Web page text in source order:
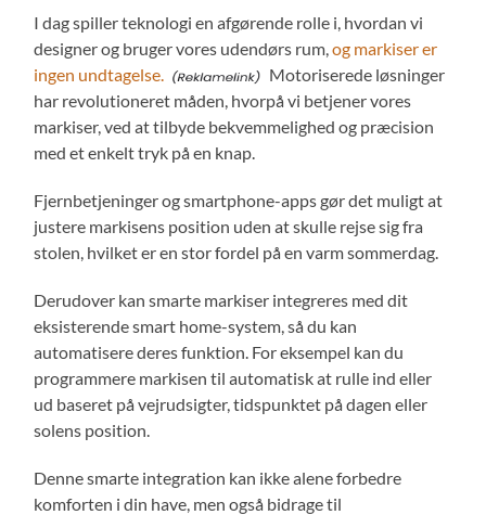
I dag spiller teknologi en afgørende rolle i, hvordan vi
designer og bruger vores udendørs rum,og markiser er
ingen undtagelse.
Motoriserede løsninger
har revolutioneret måden, hvorpå vi betjener vores
markiser, ved at tilbyde bekvemmelighed og præcision
med et enkelt tryk på en knap.
Fjernbetjeninger og smartphone-apps gør det muligt at
justere markisens position uden at skulle rejse sig fra
stolen, hvilket er en stor fordel på en varm sommerdag.
Derudover kan smarte markiser integreres med dit
eksisterende smart home-system, så du kan
automatisere deres funktion. For eksempel kan du
programmere markisen til automatisk at rulle ind eller
ud baseret på vejrudsigter, tidspunktet på dagen eller
solens position.
Denne smarte integration kan ikke alene forbedre
komforten i din have, men også bidrage til